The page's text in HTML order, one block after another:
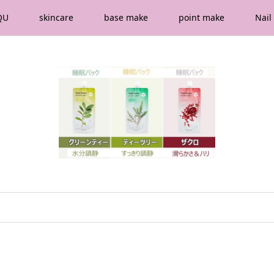
skincare base make point make Nail